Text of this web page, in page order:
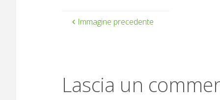
Immagine precedente
Lascia un